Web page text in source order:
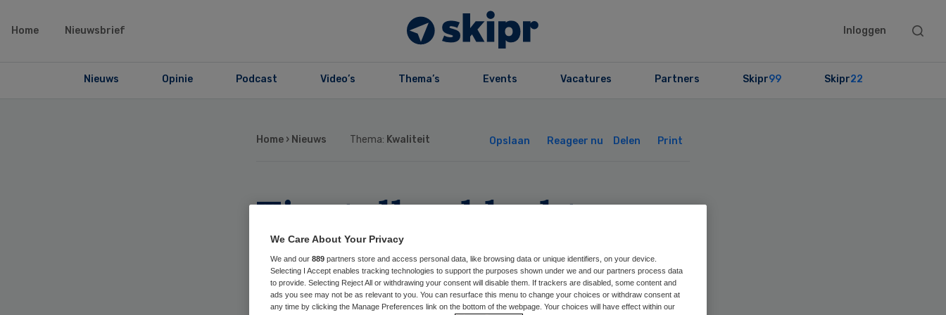
Home Nieuwsbrief Inloggen
Search
Nieuws Opinie Podcast Video’s Thema’s Events Vacatures Partners Skipr99 Skipr22
Home › Nieuws Thema: Kwaliteit Opslaan Reageer nu Delen Print
Tientallen klachten na
gebruik van te sterke
antibiotica
We Care About Your Privacy
We and our 889 partners store and access personal data, like browsing data or unique identifiers, on your device.
Selecting I Accept enables tracking technologies to support the purposes shown under we and our partners process data
to provide. Selecting Reject All or withdrawing your consent will disable them. If trackers are disabled, some content and
ads you see may not be as relevant to you. You can resurface this menu to change your choices or withdraw consent at
any time by clicking the Manage Preferences link on the bottom of the webpage. Your choices will have effect within our